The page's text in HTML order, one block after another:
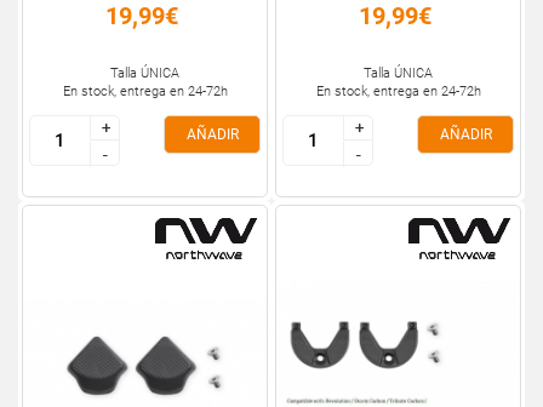
19,99€
Talla ÚNICA
En stock, entrega en 24-72h
+
-
+
-
AÑADIR
19,99€
Talla ÚNICA
En stock, entrega en 24-72h
+
-
+
-
AÑADIR